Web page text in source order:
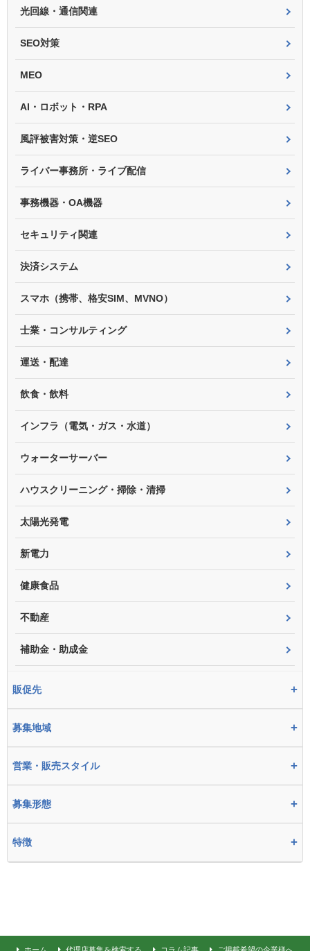
光回線・通信関連
SEO対策
MEO
AI・ロボット・RPA
風評被害対策・逆SEO
ライバー事務所・ライブ配信
事務機器・OA機器
セキュリティ関連
決済システム
スマホ（携帯、格安SIM、MVNO）
士業・コンサルティング
運送・配達
飲食・飲料
インフラ（電気・ガス・水道）
ウォーターサーバー
ハウスクリーニング・掃除・清掃
太陽光発電
新電力
健康食品
不動産
補助金・助成金
販促先 +
募集地域 +
営業・販売スタイル +
募集形態 +
特徴 +